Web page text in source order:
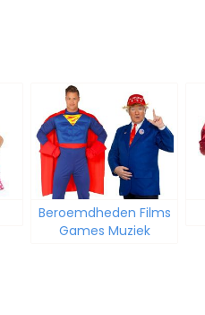
Beroemdheden Films
Games Muziek